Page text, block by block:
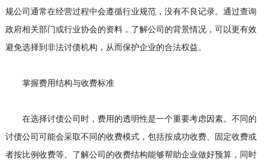
规公司通常在经营过程中会遵循行业规范，没有不良记录。通过查询
政府相关部门或行业协会的资料，了解公司的背景情况，可以更有效
避免选择到非法讨债机构，从而保护企业的合法权益。
掌握费用结构与收费标准
在选择讨债公司时，费用的透明性是一个重要考虑因素。不同的
讨债公司可能会采取不同的收费模式，包括按成功收费、固定收费或
者按比例收费等。了解公司的收费结构能够帮助企业做好预算，同时